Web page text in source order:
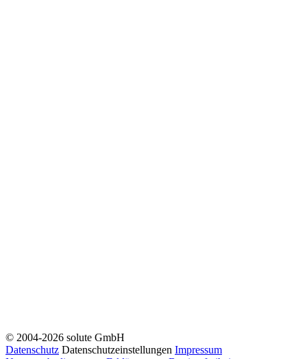
© 2004-2026 solute GmbH
Datenschutz Datenschutzeinstellungen Impressum